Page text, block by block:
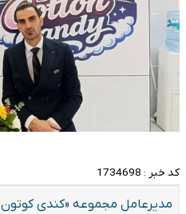
کد خبر : 1734698
مدیرعامل مجموعه «کندی